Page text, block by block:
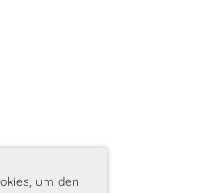
um den